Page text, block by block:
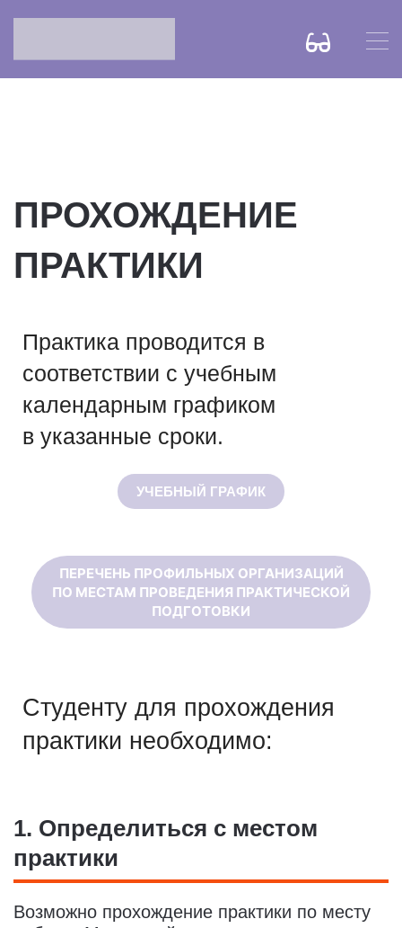
ПРОХОЖДЕНИЕ
ПРАКТИКИ
Практика проводится в
соответствии с учебным
календарным графиком
в указанные сроки.
УЧЕБНЫЙ ГРАФИК
ПЕРЕЧЕНЬ ПРОФИЛЬНЫХ ОРГАНИЗАЦИЙ
ПО МЕСТАМ ПРОВЕДЕНИЯ ПРАКТИЧЕСКОЙ
ПОДГОТОВКИ
Студенту для прохождения
практики необходимо:
1. Определиться с местом
практики
Возможно прохождение практики по месту